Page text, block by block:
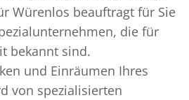
Würenlos beauftragt für Sie
die für
bekannt sind.
und Einräumen Ihres
von spezialisierten